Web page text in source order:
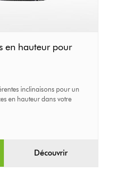
en hauteur pour
inclinaisons pour un
en hauteur dans votre
Découvrir